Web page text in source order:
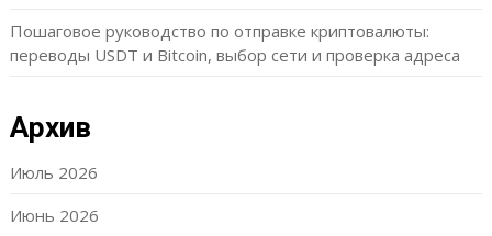
Пошаговое руководство по отправке криптовалюты:
переводы USDT и Bitcoin, выбор сети и проверка адреса
Архив
Июль 2026
Июнь 2026